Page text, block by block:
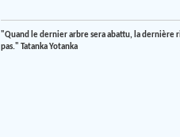
"Quand le dernier arbre sera abattu, la dernière
pas." Tatanka Yotanka